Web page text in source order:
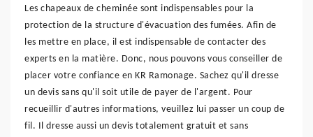
Les chapeaux de cheminée sont indispensables pour la
protection de la structure d'évacuation des fumées. Afin de
les mettre en place, il est indispensable de contacter des
experts en la matière. Donc, nous pouvons vous conseiller de
placer votre confiance en KR Ramonage. Sachez qu'il dresse
un devis sans qu'il soit utile de payer de l'argent. Pour
recueillir d'autres informations, veuillez lui passer un coup de
fil. Il dresse aussi un devis totalement gratuit et sans